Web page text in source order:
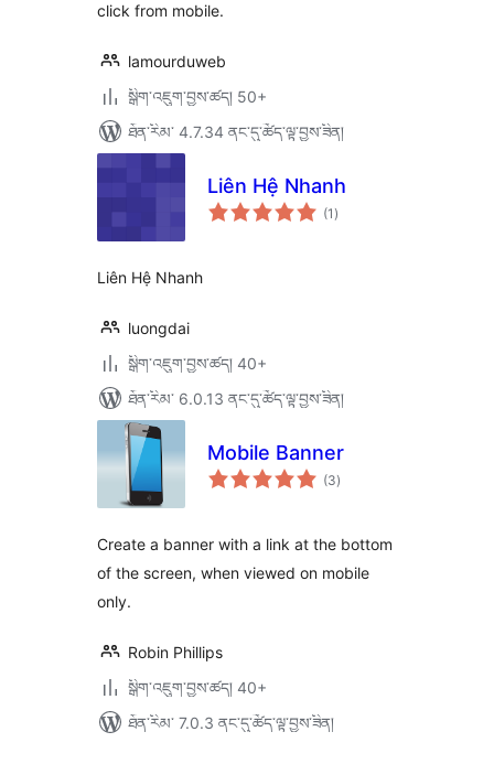
click from mobile.
lamourduweb
སྒྲིག་འཇུག་བྱས་ཚད། 50+
ཐོན་རིམ་ 4.7.34 ནང་དུ་ཚོད་ལྟ་བྱས་ཟིན།
Liên Hệ Nhanh
(1 གདེང་
འཇོག་
)
Liên Hệ Nhanh
luongdai
སྒྲིག་འཇུག་བྱས་ཚད། 40+
ཐོན་རིམ་ 6.0.13 ནང་དུ་ཚོད་ལྟ་བྱས་ཟིན།
Mobile Banner
(3གདེང་
འཇོག་
)
Create a banner with a link at the bottom
of the screen, when viewed on mobile
only.
Robin Phillips
སྒྲིག་འཇུག་བྱས་ཚད། 40+
ཐོན་རིམ་ 7.0.3 ནང་དུ་ཚོད་ལྟ་བྱས་ཟིན།